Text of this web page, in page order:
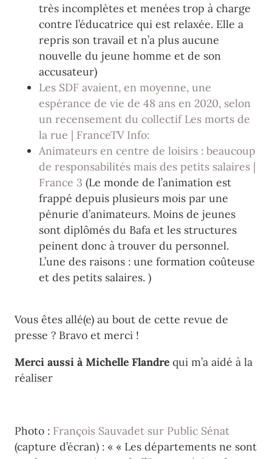
très incomplètes et menées trop à charge
contre l’éducatrice qui est relaxée. Elle a
repris son travail et n’a plus aucune
nouvelle du jeune homme et de son
accusateur)
Les SDF avaient, en moyenne, une
espérance de vie de 48 ans en 2020, selon
un recensement du collectif Les morts de
la rue | FranceTV Info:
Animateurs en centre de loisirs : beaucoup
de responsabilités mais des petits salaires |
France 3 (Le monde de l’animation est
frappé depuis plusieurs mois par une
pénurie d’animateurs. Moins de jeunes
sont diplômés du Bafa et les structures
peinent donc à trouver du personnel.
L’une des raisons : une formation coûteuse
et des petits salaires. )
Vous êtes allé(e) au bout de cette revue de
presse ? Bravo et merci !
Merci aussi à Michelle Flandre qui m’a aidé à la
réaliser
Photo : François Sauvadet sur Public Sénat
(capture d’écran) : « « Les départements ne sont